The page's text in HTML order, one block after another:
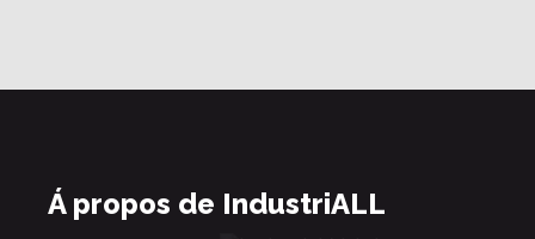
Á propos de IndustriALL